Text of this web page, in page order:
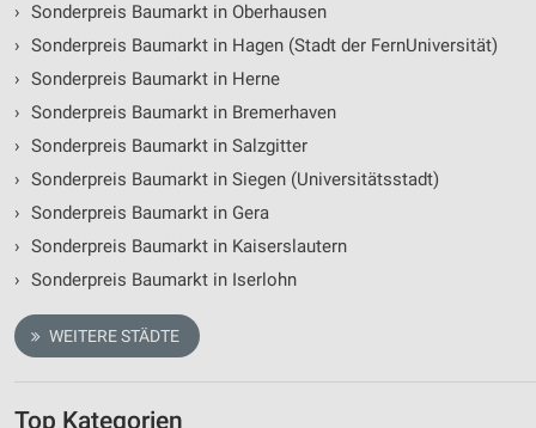
› Sonderpreis Baumarkt in Oberhausen
› Sonderpreis Baumarkt in Hagen (Stadt der FernUniversität)
› Sonderpreis Baumarkt in Herne
› Sonderpreis Baumarkt in Bremerhaven
› Sonderpreis Baumarkt in Salzgitter
› Sonderpreis Baumarkt in Siegen (Universitätsstadt)
› Sonderpreis Baumarkt in Gera
› Sonderpreis Baumarkt in Kaiserslautern
› Sonderpreis Baumarkt in Iserlohn
WEITERE STÄDTE
Top Kategorien